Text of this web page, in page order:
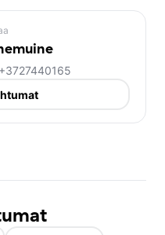
Avega
ravi, aga juhtub
ees läheb mustaks
Õige pea saab
teab jänes Adalbert
+3727440165